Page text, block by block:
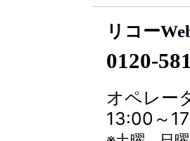
リコー
0120-
オペレー
13:00～